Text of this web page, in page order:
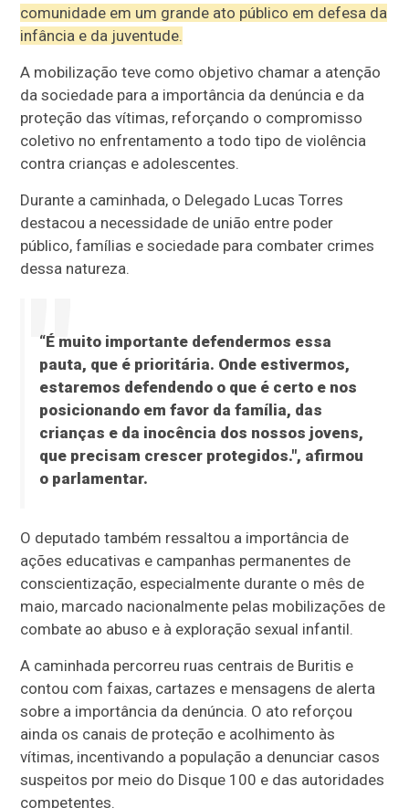
comunidade em um grande ato público em defesa da
infância e da juventude.
A mobilização teve como objetivo chamar a atenção
da sociedade para a importância da denúncia e da
proteção das vítimas, reforçando o compromisso
coletivo no enfrentamento a todo tipo de violência
contra crianças e adolescentes.
Durante a caminhada, o Delegado Lucas Torres
destacou a necessidade de união entre poder
público, famílias e sociedade para combater crimes
dessa natureza.
“É muito importante defendermos essa
pauta, que é prioritária. Onde estivermos,
estaremos defendendo o que é certo e nos
posicionando em favor da família, das
crianças e da inocência dos nossos jovens,
que precisam crescer protegidos.", afirmou
o parlamentar.
O deputado também ressaltou a importância de
ações educativas e campanhas permanentes de
conscientização, especialmente durante o mês de
maio, marcado nacionalmente pelas mobilizações de
combate ao abuso e à exploração sexual infantil.
A caminhada percorreu ruas centrais de Buritis e
contou com faixas, cartazes e mensagens de alerta
sobre a importância da denúncia. O ato reforçou
ainda os canais de proteção e acolhimento às
vítimas, incentivando a população a denunciar casos
suspeitos por meio do Disque 100 e das autoridades
competentes.